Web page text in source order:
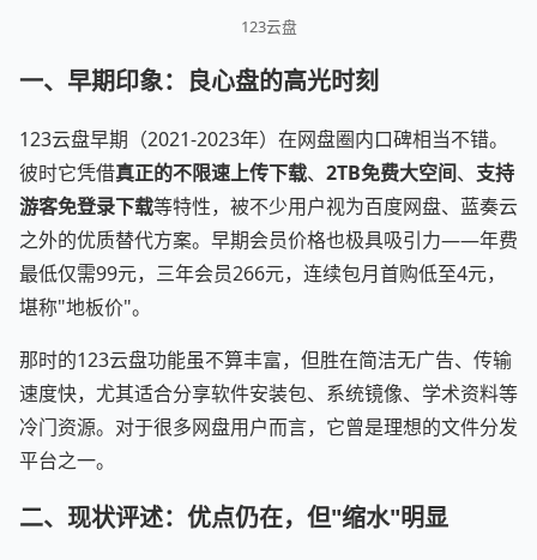
123云盘
一、早期印象：良心盘的高光时刻
123云盘早期（2021-2023年）在网盘圈内口碑相当不错。
彼时它凭借真正的不限速上传下载、 2TB免费大空间、 支持
游客免登录下载等特性，被不少用户视为百度网盘、蓝奏云
之外的优质替代方案。早期会员价格也极具吸引力——年费
最低仅需99元，三年会员266元，连续包月首购低至4元，
堪称"地板价"。
那时的123云盘功能虽不算丰富，但胜在简洁无广告、传输
速度快，尤其适合分享软件安装包、系统镜像、学术资料等
冷门资源。对于很多网盘用户而言，它曾是理想的文件分发
平台之一。
二、现状评述：优点仍在，但"缩水"明显